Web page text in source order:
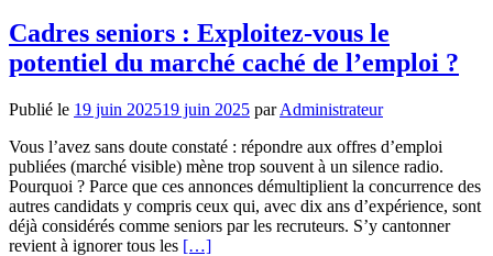
Cadres seniors : Exploitez-vous le
potentiel du marché caché de l’emploi ?
Publié le 19 juin 202519 juin 2025 parAdministrateur
Vous l’avez sans doute constaté : répondre aux offres d’emploi
publiées (marché visible) mène trop souvent à un silence radio.
Pourquoi ? Parce que ces annonces démultiplient la concurrence des
autres candidats y compris ceux qui, avec dix ans d’expérience, sont
déjà considérés comme seniors par les recruteurs. S’y cantonner
revient à ignorer tous les En
[…]